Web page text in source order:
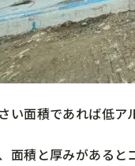
い面積であれば低ア
面積と厚みがあると